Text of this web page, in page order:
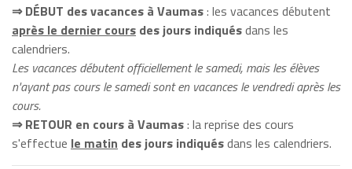
⇒ DÉBUT des vacances à Vaumas: les vacances débutent
après le dernier cours des jours indiquésdans les
calendriers.
Les vacances débutent officiellement le samedi, mais les élèves
n'ayant pas cours le samedi sont en vacances le vendredi après les
cours.
⇒ RETOUR en cours à Vaumas: la reprise des cours
s'effectue le matin des jours indiquésdans les calendriers.